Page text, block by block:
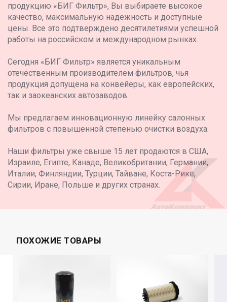
продукцию «БИГ Фильтр», Вы выбираете высокое
качество, максимальную надежность и доступные
цены. Все это подтверждено десятилетиями успешной
работы на российском и международном рынках.
Сегодня «БИГ Фильтр» является уникальным
отечественным производителем фильтров, чья
продукция допущена на конвейеры, как европейских,
так и заокеанских автозаводов.
Мы предлагаем инновационную линейку салонных
фильтров с повышенной степенью очистки воздуха.
Наши фильтры уже свыше 15 лет продаются в США,
Израиле, Египте, Канаде, Великобритании, Германии,
Италии, Финляндии, Турции, Тайване, Коста-Рике,
Сирии, Иране, Польше и других странах.
ПОХОЖИЕ ТОВАРЫ